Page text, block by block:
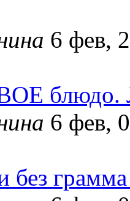
6 фев,
блюдо.
6 фев,
без